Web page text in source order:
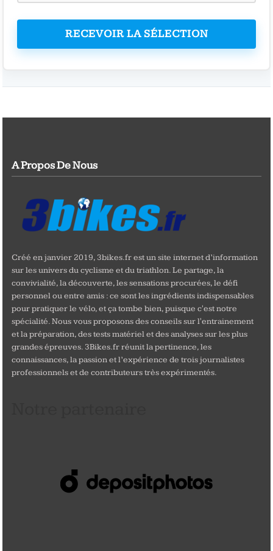
RECEVOIR LA SÉLECTION
A Propos De Nous
Créé en janvier 2019, 3bikes.fr est un site internet d’information
sur les univers du cyclisme et du triathlon. Le partage, la
convivialité, la découverte, les sensations procurées, le défi
personnel ou entre amis : ce sont les ingrédients indispensables
pour pratiquer le vélo, et ça tombe bien, puisque c'est notre
spécialité. Nous vous proposons des conseils sur l'entrainement
et la préparation, des tests matériel et des analyses sur les plus
grandes épreuves. 3Bikes.fr réunit la pertinence, les
connaissances, la passion et l’expérience de trois journalistes
professionnels et de contributeurs très expérimentés.